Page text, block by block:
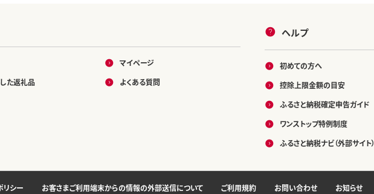
た返礼品
マイページ
よくある質問
ヘルプ
初めての方へ
控除上限金額の目安
ふるさと納税確定申告ガイド
ワンストップ特例制度
ふるさと納税ナビ（外部サイト）
リシー お客さまご利用端末からの情報の外部送信について ご利用規約 お問い合わせ お知らせ